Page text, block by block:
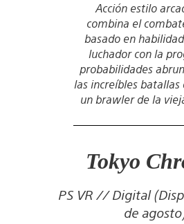
Acción estilo
combina el
basado en
luchador con la
probabilidades
las increíbles batallas
un brawler de la
Tokyo
PS VR // Digital
de